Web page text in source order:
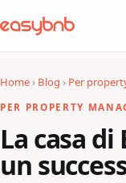
Home› Blog › Per
PER PROPERTY
La casa
un